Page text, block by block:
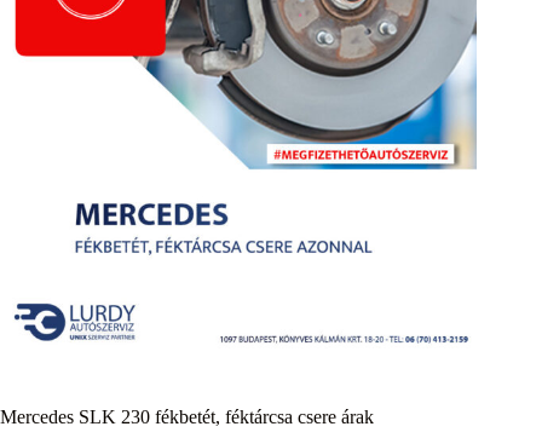
Mercedes SLK 230 fékbetét, féktárcsa csere árak